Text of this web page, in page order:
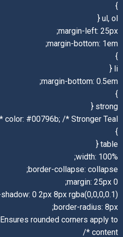
}
ul, ol {
margin-left: 25px;
margin-bottom: 1em;
}
li {
margin-bottom: 0.5em;
}
strong {
color: #00796b; /* Stronger Teal */
}
table {
width: 100%;
border-collapse: collapse;
margin: 25px 0;
0 2px 8px rgba(0,0,0,0.1);
border-radius: 8px;
rounded corners apply to
content */